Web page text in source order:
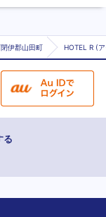
伊郡山田町 HOTEL R (
る